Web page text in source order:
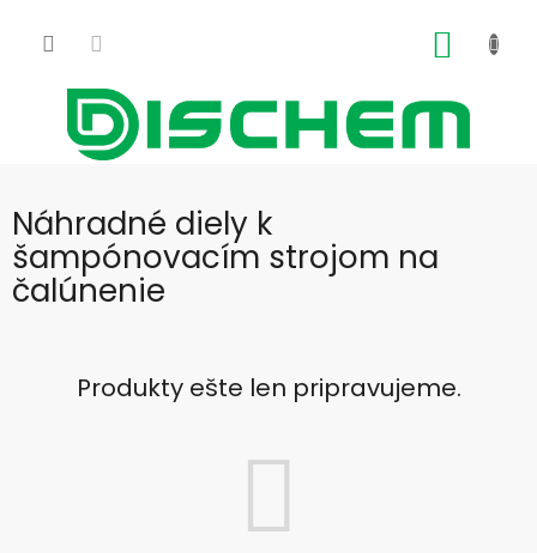
obsah
Náhradné diely k
šampónovacím strojom na
čalúnenie
Produkty ešte len pripravujeme.